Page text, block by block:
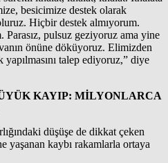
besicimize destek olarak
Hiçbir destek almıyorum.
Parasız, pulsuz geziyoruz ama yine
önüne döküyoruz. Elimizden
talep ediyoruz,” diye
KAYIP: MİLYONLARCA
düşüşe de dikkat çeken
yaşanan kaybı rakamlarla ortaya